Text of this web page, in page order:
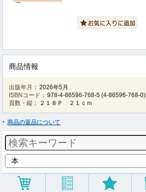
商品情報
出版年月： 2026年5月
ISBNコード： 978-4-86596-768-5 (4-86596-768-0)
頁数・縦：
２１８Ｐ ２１ｃｍ
商品の返品について